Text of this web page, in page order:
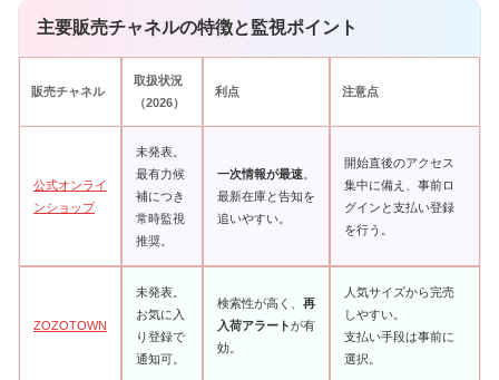
主要販売チャネルの特徴と監視ポイント
販売チャネル
取扱状況
（2026）
利点 注意点
公式オンライ
ンショップ
未発表。
最有力候
補につき
常時監視
推奨。
一次情報が最速
最新在庫と告知を
追いやすい。
開始直後のアクセス
集中に備え、事前ロ
グインと支払い登録
を行う。
ZOZOTOWN
未発表。
お気に入
り登録で
通知可。
検索性が高く、 再
入荷アラートが有
効。
人気サイズから完売
しやすい。
支払い手段は事前に
選択。